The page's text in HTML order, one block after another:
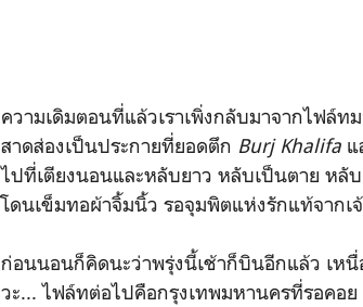
ความเดิมตอนที่แล้วเราเพิ่งกลับมาจากไฟล์ท
สาดส่องเป็นประกายที่ยอดตึก Burj Khalifa แ
ไปที่เตียงนอนและหลับยาว หลับเป็นตาย หลับ
โดนเข็มทอผ้าจิ้มนิ้ว รอจุมพิตแห่งรักแท้จากเ
ก่อนนอนก็คิดนะว่าพรุ่งนี้เช้าก็บินอีกแล้ว เห
วะ... ไฟล์ทต่อไปคือกรุงเทพมหานครที่รอค